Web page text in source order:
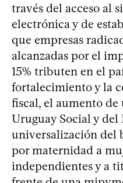
través del acceso al
electrónica y de
que empresas
alcanzadas por el
15% tributen en el
fortalecimiento y la
fiscal, el aumento de
Uruguay Social y del
universalización del
por maternidad a
independientes y a